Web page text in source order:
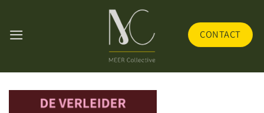
content
CONTACT